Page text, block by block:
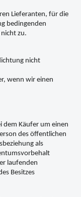
Lieferanten, für die
bedingenden
zu.
nicht
wenn wir einen
dem Käufer um einen
des öffentlichen
als
laufenden
Besitzes